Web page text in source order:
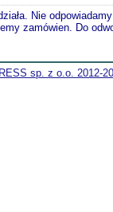
Nie
zamówien. Do
sp. z o.o. 2012-